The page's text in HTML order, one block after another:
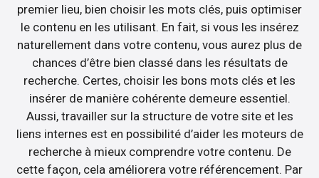
premier lieu, bien choisir les mots clés, puis optimiser
le contenu en les utilisant. En fait, si vous les insérez
naturellement dans votre contenu, vous aurez plus de
chances d’être bien classé dans les résultats de
recherche. Certes, choisir les bons mots clés et les
insérer de manière cohérente demeure essentiel.
Aussi, travailler sur la structure de votre site et les
liens internes est en possibilité d’aider les moteurs de
recherche à mieux comprendre votre contenu. De
cette façon, cela améliorera votre référencement. Par